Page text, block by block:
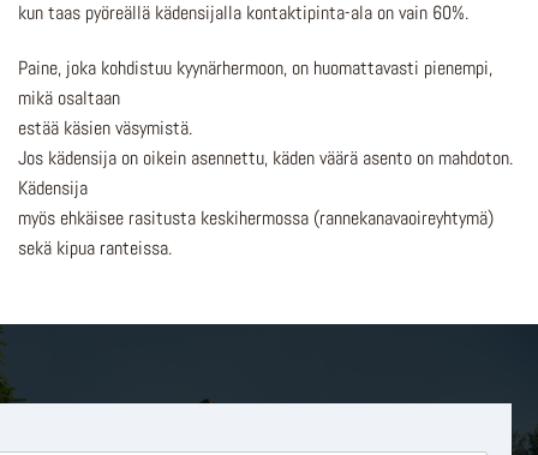
kun taas pyöreällä kädensijalla kontaktipinta-ala on vain 60%.
Paine, joka kohdistuu kyynärhermoon, on huomattavasti pienempi,
mikä osaltaan
estää käsien väsymistä.
Jos kädensija on oikein asennettu, käden väärä asento on mahdoton.
Kädensija
myös ehkäisee rasitusta keskihermossa (rannekanavaoireyhtymä)
sekä kipua ranteissa.